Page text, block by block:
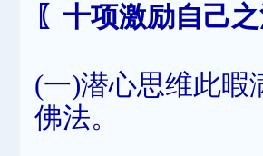
〖十项激励自己
(一)潜心思维此暇
佛法。